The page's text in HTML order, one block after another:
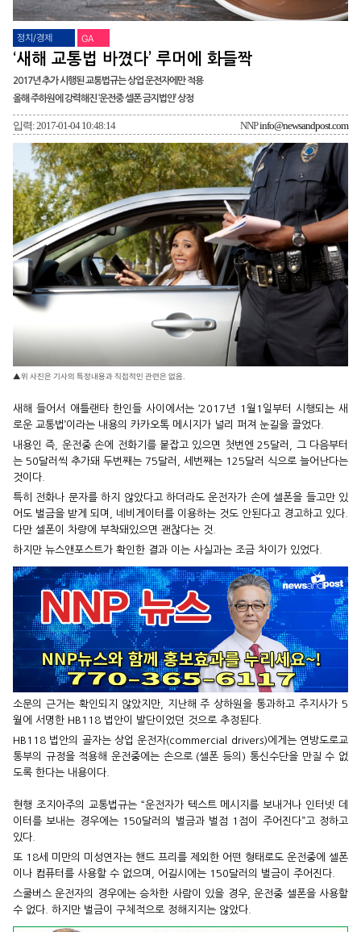
정치/경제 GA
‘새해 교통법 바꼈다’ 루머에 화들짝
2017년 추가 시행된 교통법규는 상업 운전자에만 적용
올해 주하원에 강력해진 ‘운전중 셀폰 금지법안’ 상정
입력: 2017-01-04 10:48:14 NNPinfo@newsandpost.com
▲위 사진은 기사의 특정내용과 직접적인 관련은 없음.
새해 들어서 애틀랜타 한인들 사이에서는 ‘2017년 1월1일부터 시행되는 새
로운 교통법’이라는 내용의 카카오톡 메시지가 널리 퍼져 눈길을 끌었다.
내용인 즉, 운전중 손에 전화기를 붙잡고 있으면 첫번엔 25달러, 그 다음부터
는 50달러씩 추가돼 두번째는 75달러, 세번째는 125달러 식으로 늘어난다는
것이다.
특히 전화나 문자를 하지 않았다고 하더라도 운전자가 손에 셀폰을 들고만 있
어도 벌금을 받게 되며, 네비게이터를 이용하는 것도 안된다고 경고하고 있다.
다만 셀폰이 차량에 부착돼있으면 괜찮다는 것.
하지만 뉴스앤포스트가 확인한 결과 이는 사실과는 조금 차이가 있었다.
소문의 근거는 확인되지 않았지만, 지난해 주 상하원을 통과하고 주지사가 5
월에 서명한 HB118 법안이 발단이었던 것으로 추정된다.
HB118 법안의 골자는 상업 운전자(commercial drivers)에게는 연방도로교
통부의 규정을 적용해 운전중에는 손으로 (셀폰 등의) 통신수단을 만질 수 없
도록 한다는 내용이다.
현행 조지아주의 교통법규는 “운전자가 텍스트 메시지를 보내거나 인터넷 데
이터를 보내는 경우에는 150달러의 벌금과 벌점 1점이 주어진다”고 정하고
있다.
또 18세 미만의 미성연자는 핸드 프리를 제외한 어떤 형태로도 운전중에 셀폰
이나 컴퓨터를 사용할 수 없으며, 어길시에는 150달러의 벌금이 주어진다.
스쿨버스 운전자의 경우에는 승차한 사람이 있을 경우, 운전중 셀폰을 사용할
수 없다. 하지만 벌금이 구체적으로 정해지지는 않았다.